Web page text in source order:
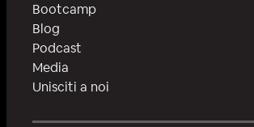
Bootcamp
Blog
Podcast
Media
Unisciti a noi